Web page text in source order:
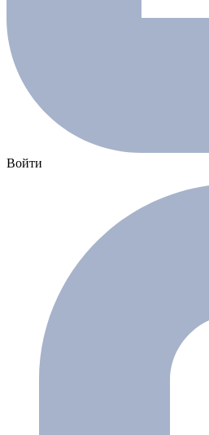
Войти